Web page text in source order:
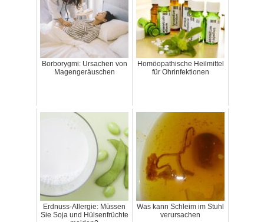
Borborygmi: Ursachen von
Magengeräuschen
Homöopathische Heilmittel
für Ohrinfektionen
Erdnuss-Allergie: Müssen
Sie Soja und Hülsenfrüchte
Was kann Schleim im Stuhl
verursachen